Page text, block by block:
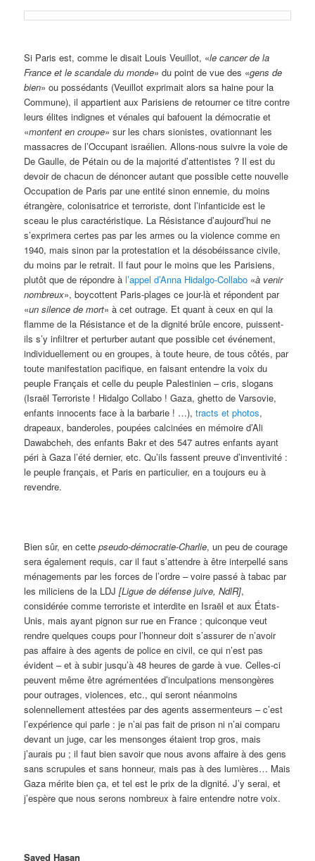
Si Paris est, comme le disait Louis Veuillot, «le cancer de la
France et le scandale du monde» du point de vue des «gens de
bien» ou possédants (Veuillot exprimait alors sa haine pour la
Commune), il appartient aux Parisiens de retourner ce titre contre
leurs élites indignes et vénales qui bafouent la démocratie et
«montent en croupe» sur les chars sionistes, ovationnant les
massacres de l’Occupant israélien. Allons-nous suivre la voie de
De Gaulle, de Pétain ou de la majorité d’attentistes ? Il est du
devoir de chacun de dénoncer autant que possible cette nouvelle
Occupation de Paris par une entité sinon ennemie, du moins
étrangère, colonisatrice et terroriste, dont l’infanticide est le
sceau le plus caractéristique. La Résistance d’aujourd’hui ne
s’exprimera certes pas par les armes ou la violence comme en
1940, mais sinon par la protestation et la désobéissance civile,
du moins par le retrait. Il faut pour le moins que les Parisiens,
plutôt que de répondre àl’appel d’Anna Hidalgo-Collabo «à venir
nombreux», boycottent Paris-plages ce jour-là et répondent par
«un silence de mort» à cet outrage. Et quant à ceux en qui la
flamme de la Résistance et de la dignité brûle encore, puissent-
ils s’yinfiltrer et perturber autant que possible cet événement,
individuellement ou en groupes, à toute heure, de tous côtés, par
toute manifestation pacifique, en faisant entendre la voix du
peuple Français et celle du peuple Palestinien – cris, slogans
(Israël Terroriste ! Hidalgo Collabo ! Gaza, ghetto de Varsovie,
enfants innocents face à la barbarie ! …),tracts et photos,
drapeaux, banderoles, poupées calcinées en mémoire d’Ali
Dawabcheh, des enfants Bakr et des 547 autres enfants ayant
péri à Gaza l’été dernier, etc. Qu’ils fassent preuve d’inventivité :
le peuple français, et Paris en particulier, en a toujours eu à
revendre.
Bien sûr, en cettepseudo-démocratie-Charlie, un peu de courage
sera également requis, car il faut s’attendre à être interpellé sans
ménagements par les forces de l’ordre – voire passé à tabac par
les miliciens de la LDJ [Ligue de défense juive, NdlR],
considérée comme terroriste et interdite en Israël et aux États-
Unis, mais ayant pignon sur rue en France ; quiconque veut
rendre quelques coups pour l’honneur doit s’assurer de n’avoir
pas affaire à des agents de police en civil, ce qui n’est pas
évident – et à subir jusqu’à 48 heures de garde à vue. Celles-ci
peuvent même être agrémentées d’inculpations mensongères
pour outrages, violences, etc., qui seront néanmoins
solennellement attestées par des agents assermenteurs – c’est
l’expérience qui parle : je n’ai pas fait de prison ni n’ai comparu
devant un juge, car les mensonges étaient trop gros, mais
j’aurais pu ; il faut bien savoir que nous avons affaire à des gens
sans scrupules et sans honneur, mais pas à des lumières… Mais
Gaza mérite bien ça, et tel est le prix de la dignité. J’y serai, et
j’espère que nous serons nombreux à faire entendre notre voix.
Sayed Hasan